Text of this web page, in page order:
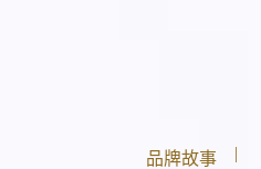
品牌故事
|